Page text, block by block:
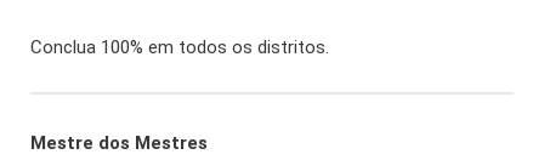
Conclua 100% em todos os distritos.
Mestre dos Mestres